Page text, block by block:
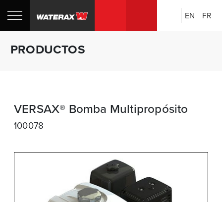
Búsqueda:
EN FR
PRODUCTOS
VERSAX® Bomba Multipropósito
100078